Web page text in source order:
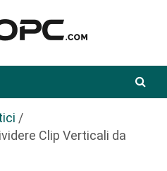
Clip Verticali da